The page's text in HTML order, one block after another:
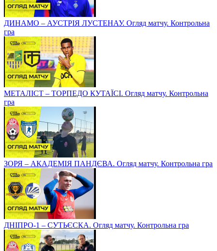
ДИНАМО – АУСТРІЯ ЛУСТЕНАУ. Огляд матчу. Контрольна
гра
МЕТАЛІСТ – ТОРПЕДО КУТАЇСІ. Огляд матчу. Контрольна
гра
ЗОРЯ – АКАДЕМІЯ ПАНДЄВА. Огляд матчу. Контрольна гра
ДНІПРО-1 – СУТЬЄСКА. Огляд матчу. Контрольна гра